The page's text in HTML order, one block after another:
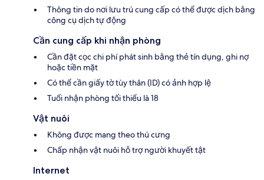
Thông tin do nơi lưu trú cung cấp có thể được dịch bằng
công cụ dịch tự động
Cần cung cấp khi nhận phòng
Cần đặt cọc chi phí phát sinh bằng thẻ tín dụng, ghi nợ
hoặc tiền mặt
Có thể cần giấy tờ tùy thân (ID) có ảnh hợp lệ
Tuổi nhận phòng tối thiểu là 18
Vật nuôi
Không được mang theo thú cưng
Chấp nhận vật nuôi hỗ trợ người khuyết tật
Internet